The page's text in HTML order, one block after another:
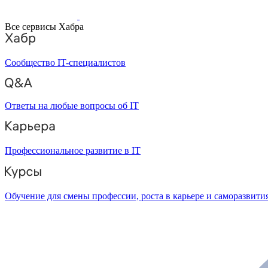
Все сервисы Хабра
Сообщество IT-специалистов
Ответы на любые вопросы об IT
Профессиональное развитие в IT
Обучение для смены профессии, роста в карьере и